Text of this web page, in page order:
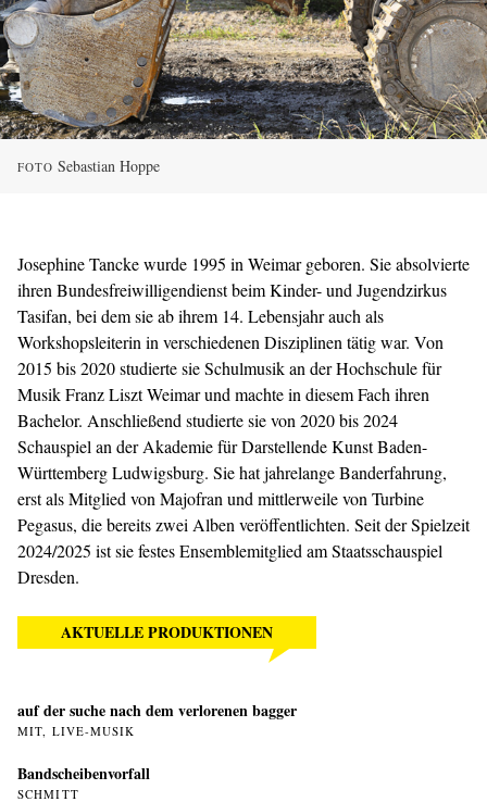
FOTO Sebastian Hoppe
Josephine Tancke wurde 1995 in Weimar geboren. Sie absolvierte
ihren Bundesfreiwilligendienst beim Kinder- und Jugendzirkus
Tasifan, bei dem sie ab ihrem 14. Lebensjahr auch als
Workshopsleiterin in verschiedenen Disziplinen tätig war. Von
2015 bis 2020 studierte sie Schulmusik an der Hochschule für
Musik Franz Liszt Weimar und machte in diesem Fach ihren
Bachelor. Anschließend studierte sie von 2020 bis 2024
Schauspiel an der Akademie für Darstellende Kunst Baden-
Württemberg Ludwigsburg. Sie hat jahrelange Banderfahrung,
erst als Mitglied von Majofran und mittlerweile von Turbine
Pegasus, die bereits zwei Alben veröffentlichten. Seit der Spielzeit
2024/2025 ist sie festes Ensemblemitglied am Staatsschauspiel
Dresden.
AKTUELLE PRODUKTIONEN
auf der suche nach dem verlorenen bagger
MIT, LIVE-MUSIK
Bandscheibenvorfall
SCHMITT